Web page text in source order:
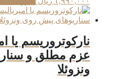
نارکوتروریسم یا
عزم مطلق و
ونزوئلا